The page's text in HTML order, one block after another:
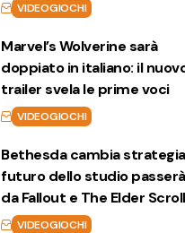
VIDEOGIOCHI
Marvel’s Wolverine sarà
doppiato in italiano: il
trailer svela le prime voci
VIDEOGIOCHI
Bethesda cambia
futuro dello studio passerà
da Fallout e The Elder
VIDEOGIOCHI